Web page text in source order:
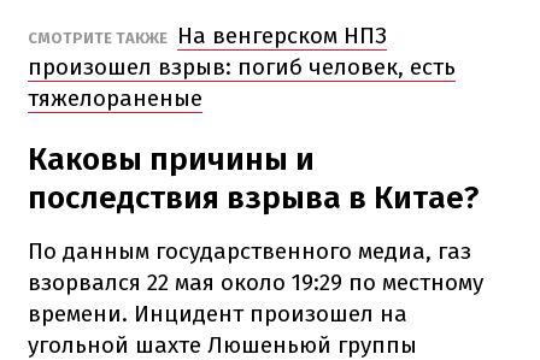
СМОТРИТЕ ТАКЖЕ
На венгерском НПЗ
произошел взрыв: погиб человек, есть
тяжелораненые
Каковы причины и
последствия взрыва в Китае?
По данным государственного медиа, газ
взорвался 22 мая около 19:29 по местному
времени. Инцидент произошел на
угольной шахте Люшеньюй группы